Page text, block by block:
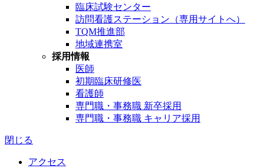
臨床試験センター
訪問看護ステーション（専用サイトへ）
TQM推進部
地域連携室
採用情報
医師
初期臨床研修医
看護師
専門職・事務職 新卒採用
専門職・事務職 キャリア採用
閉じる
アクセス